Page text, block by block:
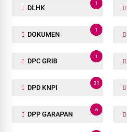
DLHK
1
DOKUMEN
1
DPC GRIB
1
DPD KNPI
31
DPP GARAPAN
6